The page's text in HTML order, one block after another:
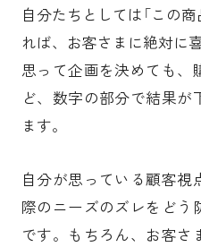
自分たちとしては「この
れば、お客さまに絶対に
思って企画を決めても、
ど、数字の部分で結果が
ます。
自分が思っている顧客視
際のニーズのズレをどう
です。もちろん、お客さ